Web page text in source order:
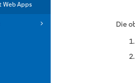
Web Apps
Die